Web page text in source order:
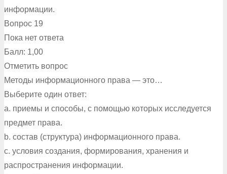
информации.
Вопрос 19
Пока нет ответа
Балл: 1,00
Отметить вопрос
Методы информационного права — это…
Выберите один ответ:
a. приемы и способы, с помощью которых исследуется
предмет права.
b. состав (структура) информационного права.
c. условия создания, формирования, хранения и
распространения информации.